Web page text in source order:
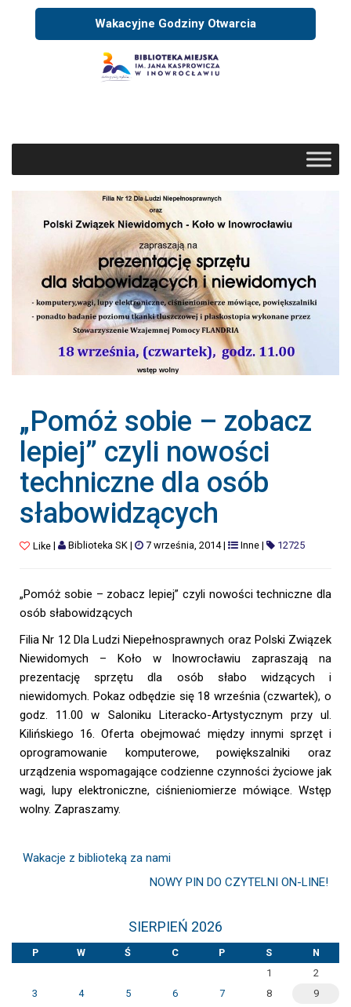
Wakacyjne Godziny Otwarcia
„Pomóż sobie – zobacz
lepiej” czyli nowości
techniczne dla osób
słabowidzących
Like| Biblioteka SK| 7 września, 2014| Inne| 12725
„Pomóż sobie – zobacz lepiej” czyli nowości techniczne dla
osób słabowidzących
Filia Nr 12 Dla Ludzi Niepełnosprawnych oraz Polski Związek
Niewidomych – Koło w Inowrocławiu zapraszają na
prezentację sprzętu dla osób słabo widzących i
niewidomych. Pokaz odbędzie się 18 września (czwartek), o
godz. 11.00 w Saloniku Literacko-Artystycznym przy ul.
Kilińskiego 16. Oferta obejmować między innymi sprzęt i
oprogramowanie komputerowe, powiększalniki oraz
urządzenia wspomagające codzienne czynności życiowe jak
wagi, lupy elektroniczne, ciśnieniomierze mówiące. Wstęp
wolny. Zapraszamy.
Wakacje z biblioteką za nami
NOWY PIN DO CZYTELNI ON-LINE!
SIERPIEŃ 2026
P W Ś C P S
N
1
2
3
4 5 6 7 8
9